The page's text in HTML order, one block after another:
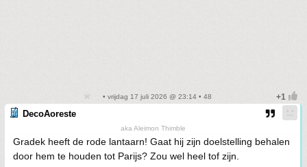
• vrijdag 17 juli 2026 @ 23:14 • 48
DecoAoreste
aka Aleimon Thimble
Gradek heeft de rode lantaarn! Gaat hij zijn doelstelling behalen
door hem te houden tot Parijs? Zou wel heel tof zijn.